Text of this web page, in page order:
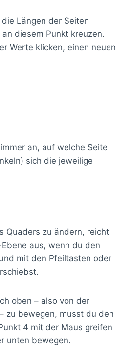
Längen der Seiten
diesem Punkt kreuzen.
Werte klicken, einen neuen
an, auf welche Seite
sich die jeweilige
Quaders zu ändern, reicht
aus, wenn du den
mit den Pfeiltasten oder
oben – also von der
zu bewegen, musst du den
4 mit der Maus greifen
unten bewegen.